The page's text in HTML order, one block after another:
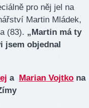
pro něj jel na
Martin Mládek,
(83). „Martin má ty
jsem objednal
a Marian Vojtko na